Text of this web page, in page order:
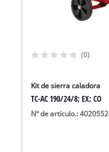
(0)
Kit de sierra caladora
TC-AC 190/24/8; EX; CO
Nº de artículo.: 4020552